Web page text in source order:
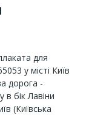
для
у місті Київ
дорога -
бік Лавіни
(Київська